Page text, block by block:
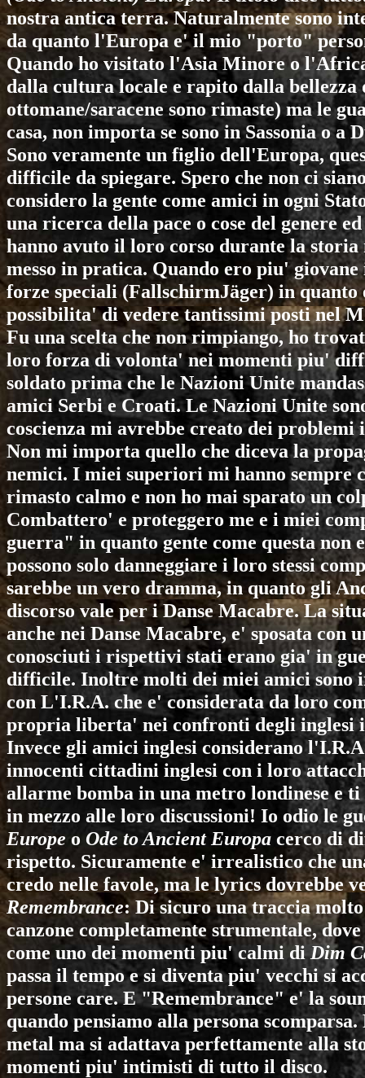
nostra antica terra. Naturalmente sono
da quanto l'Europa e' il mio "porto"
Quando ho visitato l'Asia Minore o
dalla cultura locale e rapito dalla bellezza
ottomane/saracene sono rimaste) ma le
casa, non importa se sono in Sassonia o a
Sono veramente un figlio dell'Europa,
difficile da spiegare. Spero che non ci
considero la gente come amici in ogni
una ricerca della pace o cose del genere
hanno avuto il loro corso durante la storia
messo in pratica. Quando ero piu'
forze speciali (FallschirmJäger) in
possibilita' di vedere tantissimi posti nel
Fu una scelta che non rimpiango, ho
loro forza di volonta' nei momenti piu'
soldato prima che le Nazioni Unite
amici Serbi e Croati. Le Nazioni Unite
coscienza mi avrebbe creato dei
Non mi importa quello che diceva la
nemici. I miei superiori mi hanno sempre
rimasto calmo e non ho mai sparato un
Combattero' e proteggero me e i miei
guerra" in quanto gente come questa
possono solo danneggiare i loro stessi
sarebbe un vero dramma, in quanto gli
discorso vale per i Danse Macabre. La
anche nei Danse Macabre, e' sposata con
conosciuti i rispettivi stati erano gia' in
difficile. Inoltre molti dei miei amici sono
con L'I.R.A. che e' considerata da loro
propria liberta' nei confronti degli inglesi
Invece gli amici inglesi considerano
innocenti cittadini inglesi con i loro
allarme bomba in una metro londinese e
in mezzo alle loro discussioni! Io odio le
Europe o Ode to Ancient Europa cerco di
rispetto. Sicuramente e' irrealistico che
credo nelle favole, ma le lyrics dovrebbe
Remembrance: Di sicuro una traccia
canzone completamente strumentale,
come uno dei momenti piu' calmi diDim
passa il tempo e si diventa piu' vecchi si
persone care. E "Remembrance" e' la
quando pensiamo alla persona
metal ma si adattava perfettamente alla
momenti piu' intimisti di tutto il disco.